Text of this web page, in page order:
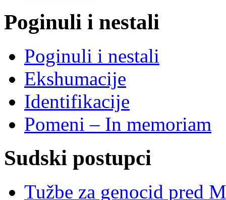
Poginuli i nestali
Poginuli i nestali
Ekshumacije
Identifikacije
Pomeni – In memoriam
Sudski postupci
Tužbe za genocid pred